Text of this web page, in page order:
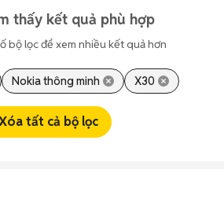
thấy kết quả phù hợp
bộ lọc để xem nhiều kết quả hơn
Nokia thông minh X30
tất cả bộ lọc